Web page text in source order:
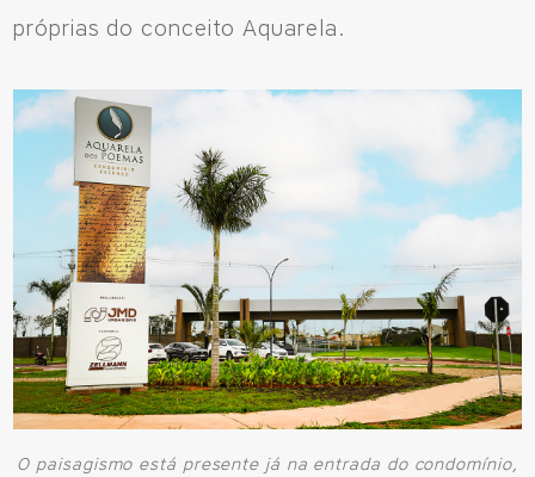
Fale Conosco
Avenida Eiffel, 819 - Aquarela das Artes Bairro Planejado,
Razão Social: Jmd Hamoa Urbanismo Ltda
CNPJ: 04.536.786/0001-17
Sinop/MT - 78.555-453
próprias do conceito Aquarela.
O paisagismo está presente já na entrada do condomínio,